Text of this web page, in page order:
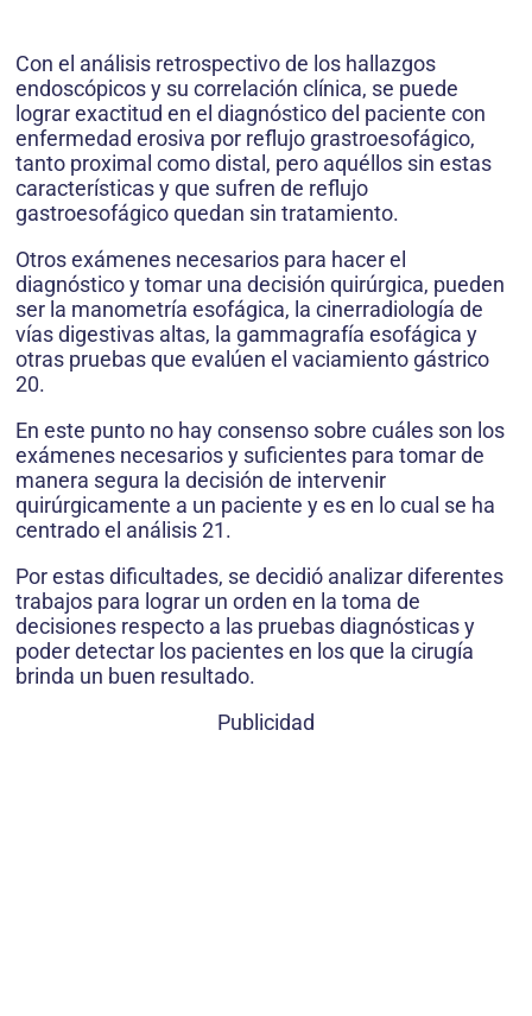
Con el análisis retrospectivo de los hallazgos
endoscópicos y su correlación clínica, se puede
lograr exactitud en el diagnóstico del paciente con
enfermedad erosiva por reflujo grastroesofágico,
tanto proximal como distal, pero aquéllos sin estas
características y que sufren de reflujo
gastroesofágico quedan sin tratamiento.
Otros exámenes necesarios para hacer el
diagnóstico y tomar una decisión quirúrgica, pueden
ser la manometría esofágica, la cinerradiología de
vías digestivas altas, la gammagrafía esofágica y
otras pruebas que evalúen el vaciamiento gástrico
20.
En este punto no hay consenso sobre cuáles son los
exámenes necesarios y suficientes para tomar de
manera segura la decisión de intervenir
quirúrgicamente a un paciente y es en lo cual se ha
centrado el análisis 21.
Por estas dificultades, se decidió analizar diferentes
trabajos para lograr un orden en la toma de
decisiones respecto a las pruebas diagnósticas y
poder detectar los pacientes en los que la cirugía
brinda un buen resultado.
Publicidad